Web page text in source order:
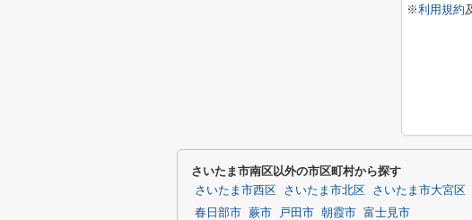
※利用規約
さいたま市南区以外の市区町村から探す
さいたま市西区 さいたま市北区 さいたま市大宮区
春日部市
蕨市 戸田市 朝霞市 富士見市